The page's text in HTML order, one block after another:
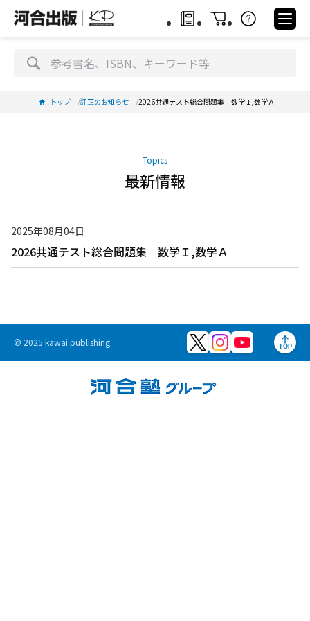
トップ 訂正のお知らせ 2026共通テスト総合問題集 数学Ｉ,数学Ａ
Topics
最新情報
2025年08月04日
2026共通テスト総合問題集 数学Ｉ,数学Ａ
© 2025 kawai publishing TOP